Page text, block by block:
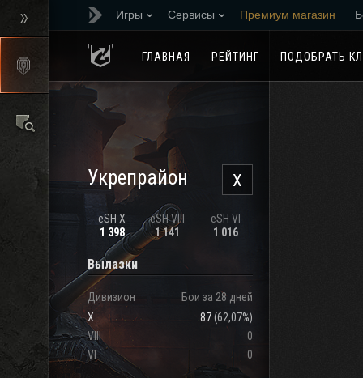
Игры Сервисы Премиум магазин
ГЛАВНАЯ
РЕЙТИНГ ПОДОБРАТЬ
X
Укрепрайон
eSH X
1 398
eSH VIII
1 141
eSH VI
1 016
Вылазки
Дивизион
Бои за 28 дней
X
87(62,07%)
VIII
0
VI
0